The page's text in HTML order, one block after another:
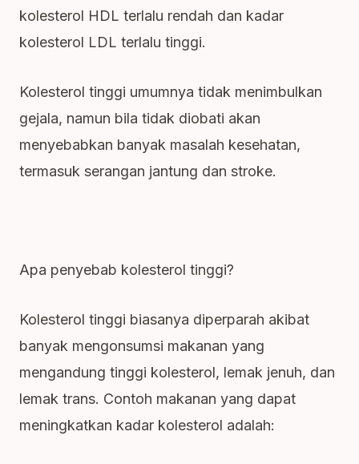
kolesterol HDL terlalu rendah dan kadar
kolesterol LDL terlalu tinggi.
Kolesterol tinggi umumnya tidak menimbulkan
gejala, namun bila tidak diobati akan
menyebabkan banyak masalah kesehatan,
termasuk serangan jantung dan stroke.
Apa penyebab kolesterol tinggi?
Kolesterol tinggi biasanya diperparah akibat
banyak mengonsumsi makanan yang
mengandung tinggi kolesterol, lemak jenuh, dan
lemak trans. Contoh makanan yang dapat
meningkatkan kadar kolesterol adalah: